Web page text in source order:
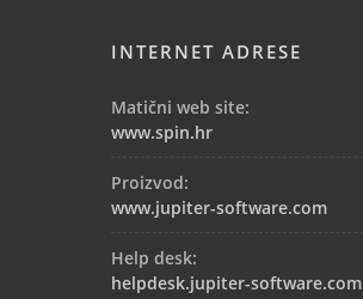
INTERNET ADRESE
Matični web site:
www.spin.hr
Proizvod:
www.jupiter-software.com
Help desk:
helpdesk.jupiter-software.com